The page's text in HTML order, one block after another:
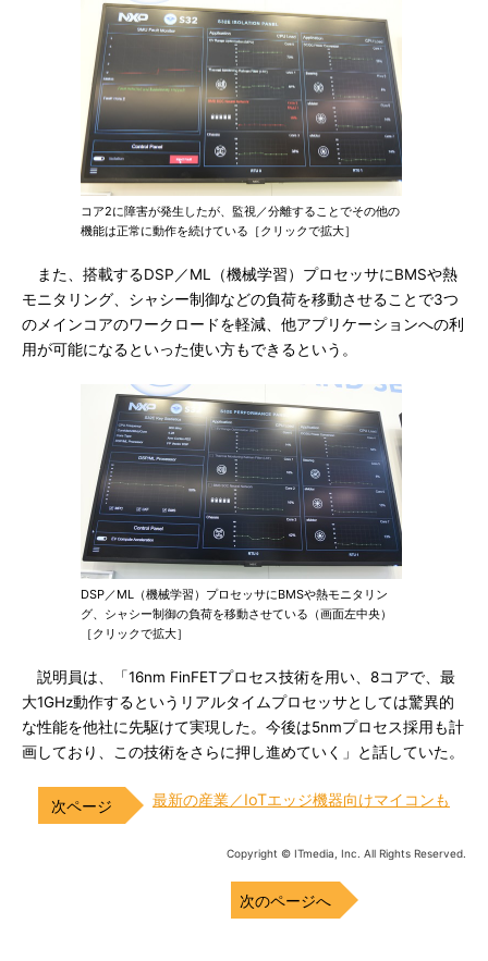
コア2に障害が発生したが、監視／分離することでその他の
機能は正常に動作を続けている［クリックで拡大］
また、搭載するDSP／ML（機械学習）プロセッサにBMSや熱
モニタリング、シャシー制御などの負荷を移動させることで3つ
のメインコアのワークロードを軽減、他アプリケーションへの利
用が可能になるといった使い方もできるという。
DSP／ML（機械学習）プロセッサにBMSや熱モニタリン
グ、シャシー制御の負荷を移動させている（画面左中央）
［クリックで拡大］
説明員は、「16nm FinFETプロセス技術を用い、8コアで、最
大1GHz動作するというリアルタイムプロセッサとしては驚異的
な性能を他社に先駆けて実現した。今後は5nmプロセス採用も計
画しており、この技術をさらに押し進めていく」と話していた。
最新の産業／IoTエッジ機器向けマイコンも
Copyright © ITmedia, Inc. All Rights Reserved.
次のページへ